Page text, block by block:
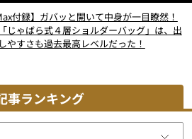
付録】ガバッと開いて中身が一目瞭然！
じゃばら式４層ショルダーバッグ」は、出
やすさも過去最高レベルだった！
事ランキング